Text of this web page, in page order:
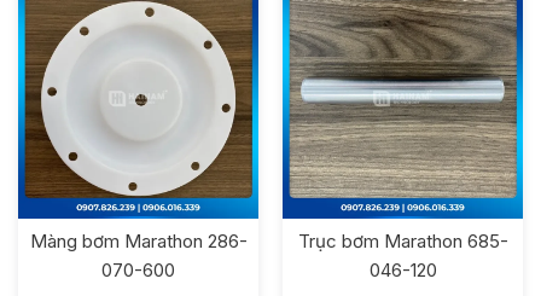
Màng bơm Marathon 286-
070-600
Trục bơm Marathon 685-
046-120